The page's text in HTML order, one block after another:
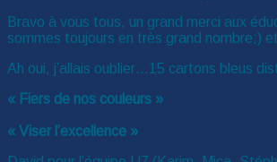
Bravo à vous tous, un grand merci aux
sommes toujours en très grand nombre;)
Ah oui, j’allais oublier…15 cartons bleus
« Fiers de nos couleurs »
« Viser l’excellence »